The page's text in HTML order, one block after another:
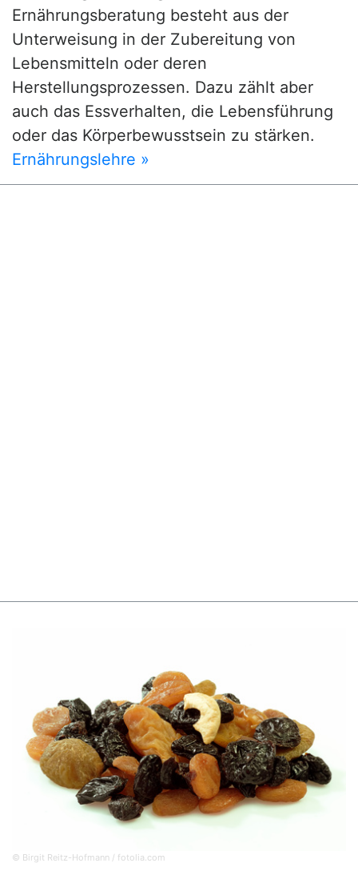
Ernährungsberatung besteht aus der
Unterweisung in der Zubereitung von
Lebensmitteln oder deren
Herstellungsprozessen. Dazu zählt aber
auch das Essverhalten, die Lebensführung
oder das Körperbewusstsein zu stärken.
Ernährungslehre »
© Birgit Reitz-Hofmann / fotolia.com